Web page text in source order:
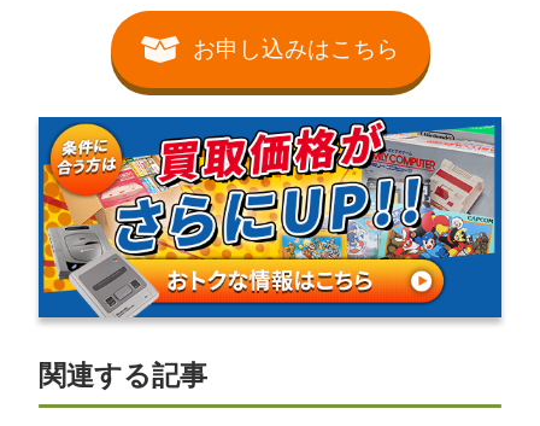
お申し込みはこちら
関連する記事